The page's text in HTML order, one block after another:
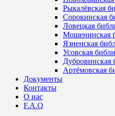
Рыкалёвская
Сорокинская
Ловецкая
Мошенинская
Язненская
Усовская
Дубровинская
Артёмовская
Документы
Контакты
О нас
F.A.Q